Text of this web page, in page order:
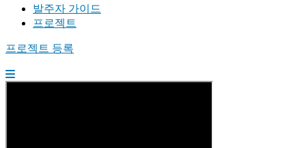
발주자 가이드
프로젝트
프로젝트 등록